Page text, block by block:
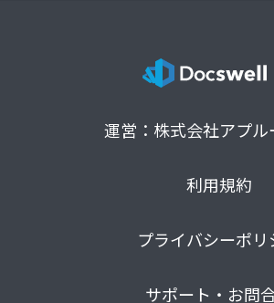
運営：株式会社アプル
利用規約
プライバシーポリ
サポート・お問